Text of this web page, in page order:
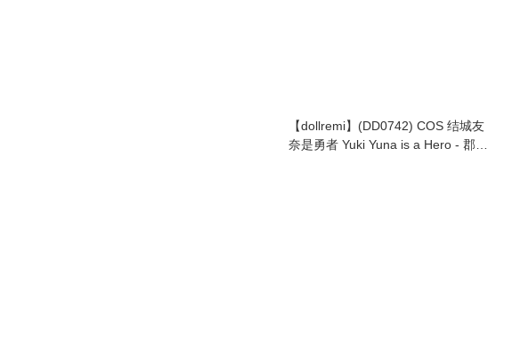
【dollremi】(DD0742) COS 结城友
奈是勇者 Yuki Yuna is a Hero - 郡千